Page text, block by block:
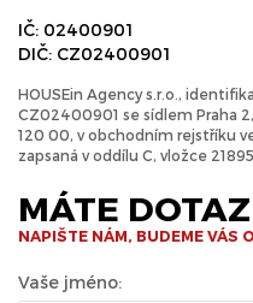
IČ: 02400901
DIČ: CZ02400901
HOUSEin Agency s.r.o.,
CZ02400901 se sídlem Praha
120 00, v obchodním rejstříku
zapsaná v oddílu C, vložce
MÁTE
NAPIŠTE NÁM, BUDEME VÁS
Vaše jméno: